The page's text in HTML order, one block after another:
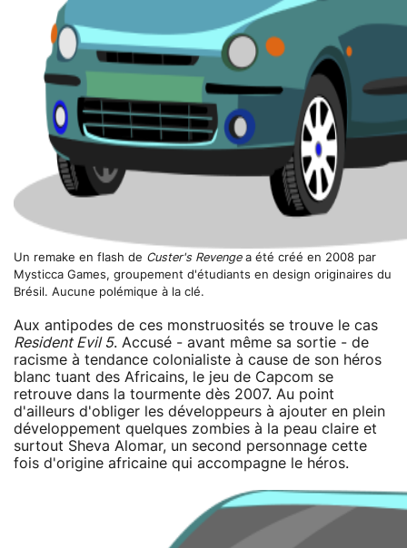
Un remake en flash de Custer's Revengea été créé en 2008 par
Mysticca Games, groupement d'étudiants en design originaires du
Brésil. Aucune polémique à la clé.
Aux antipodes de ces monstruosités se trouve le cas
Resident Evil 5. Accusé - avant même sa sortie - de
racisme à tendance colonialiste à cause de son héros
blanc tuant des Africains, le jeu de Capcom se
retrouve dans la tourmente dès 2007. Au point
d'ailleurs d'obliger les développeurs à ajouter en plein
développement quelques zombies à la peau claire et
surtout Sheva Alomar, un second personnage cette
fois d'origine africaine qui accompagne le héros.